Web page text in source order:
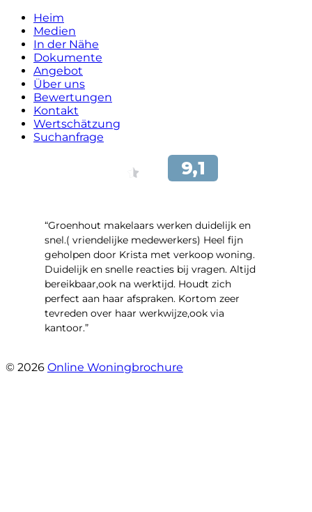
Heim
Medien
In der Nähe
Dokumente
Angebot
Über uns
Bewertungen
Kontakt
Wertschätzung
Suchanfrage
“Groenhout makelaars werken duidelijk en
snel.( vriendelijke medewerkers) Heel fijn
geholpen door Krista met verkoop woning.
Duidelijk en snelle reacties bij vragen. Altijd
bereikbaar,ook na werktijd. Houdt zich
perfect aan haar afspraken. Kortom zeer
tevreden over haar werkwijze,ook via
kantoor.”
© 2026 Online Woningbrochure